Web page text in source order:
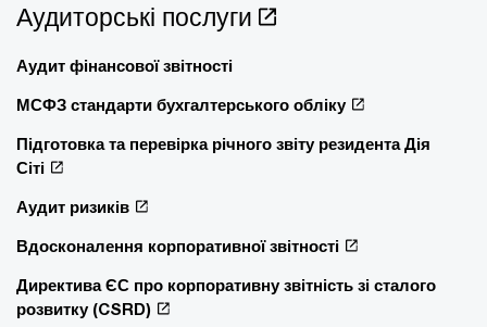
Аудиторські послуги
Аудит фінансової звітності
МСФЗ стандарти бухгалтерського обліку
Підготовка та перевірка річного звіту резидента Дія
Сіті
Аудит ризиків
Вдосконалення корпоративної звітності
Директива ЄС про корпоративну звітність зі сталого
розвитку (CSRD)